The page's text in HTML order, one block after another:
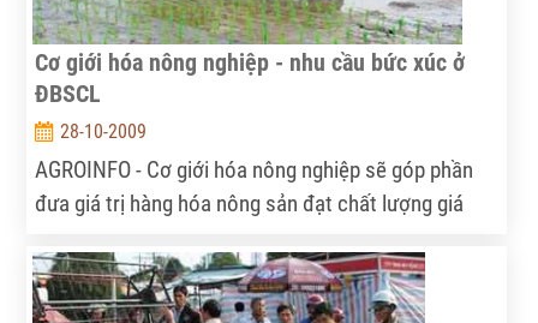
Cơ giới hóa nông nghiệp - nhu cầu bức xúc ở
ĐBSCL
28-10-2009
AGROINFO - Cơ giới hóa nông nghiệp sẽ góp phần
đưa giá trị hàng hóa nông sản đạt chất lượng giá